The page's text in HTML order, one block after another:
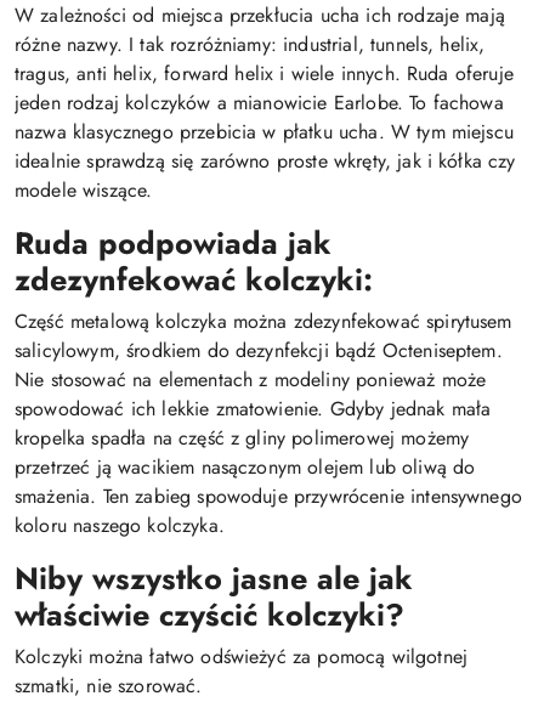
W zależności od miejsca przekłucia ucha ich rodzaje mają
różne nazwy. I tak rozróżniamy: industrial, tunnels, helix,
tragus, anti helix, forward helix i wiele innych. Ruda oferuje
jeden rodzaj kolczyków a mianowicie Earlobe. To fachowa
nazwa klasycznego przebicia w płatku ucha. W tym miejscu
idealnie sprawdzą się zarówno proste wkręty, jak i kółka czy
modele wiszące.
Ruda podpowiada jak
zdezynfekować kolczyki:
Część metalową kolczyka można zdezynfekować spirytusem
salicylowym, środkiem do dezynfekcji bądź Octeniseptem.
Nie stosować na elementach z modeliny ponieważ może
spowodować ich lekkie zmatowienie. Gdyby jednak mała
kropelka spadła na część z gliny polimerowej możemy
przetrzeć ją wacikiem nasączonym olejem lub oliwą do
smażenia. Ten zabieg spowoduje przywrócenie intensywnego
koloru naszego kolczyka.
Niby wszystko jasne ale jak
właściwie czyścić kolczyki?
Kolczyki można łatwo odświeżyć za pomocą wilgotnej
szmatki, nie szorować.